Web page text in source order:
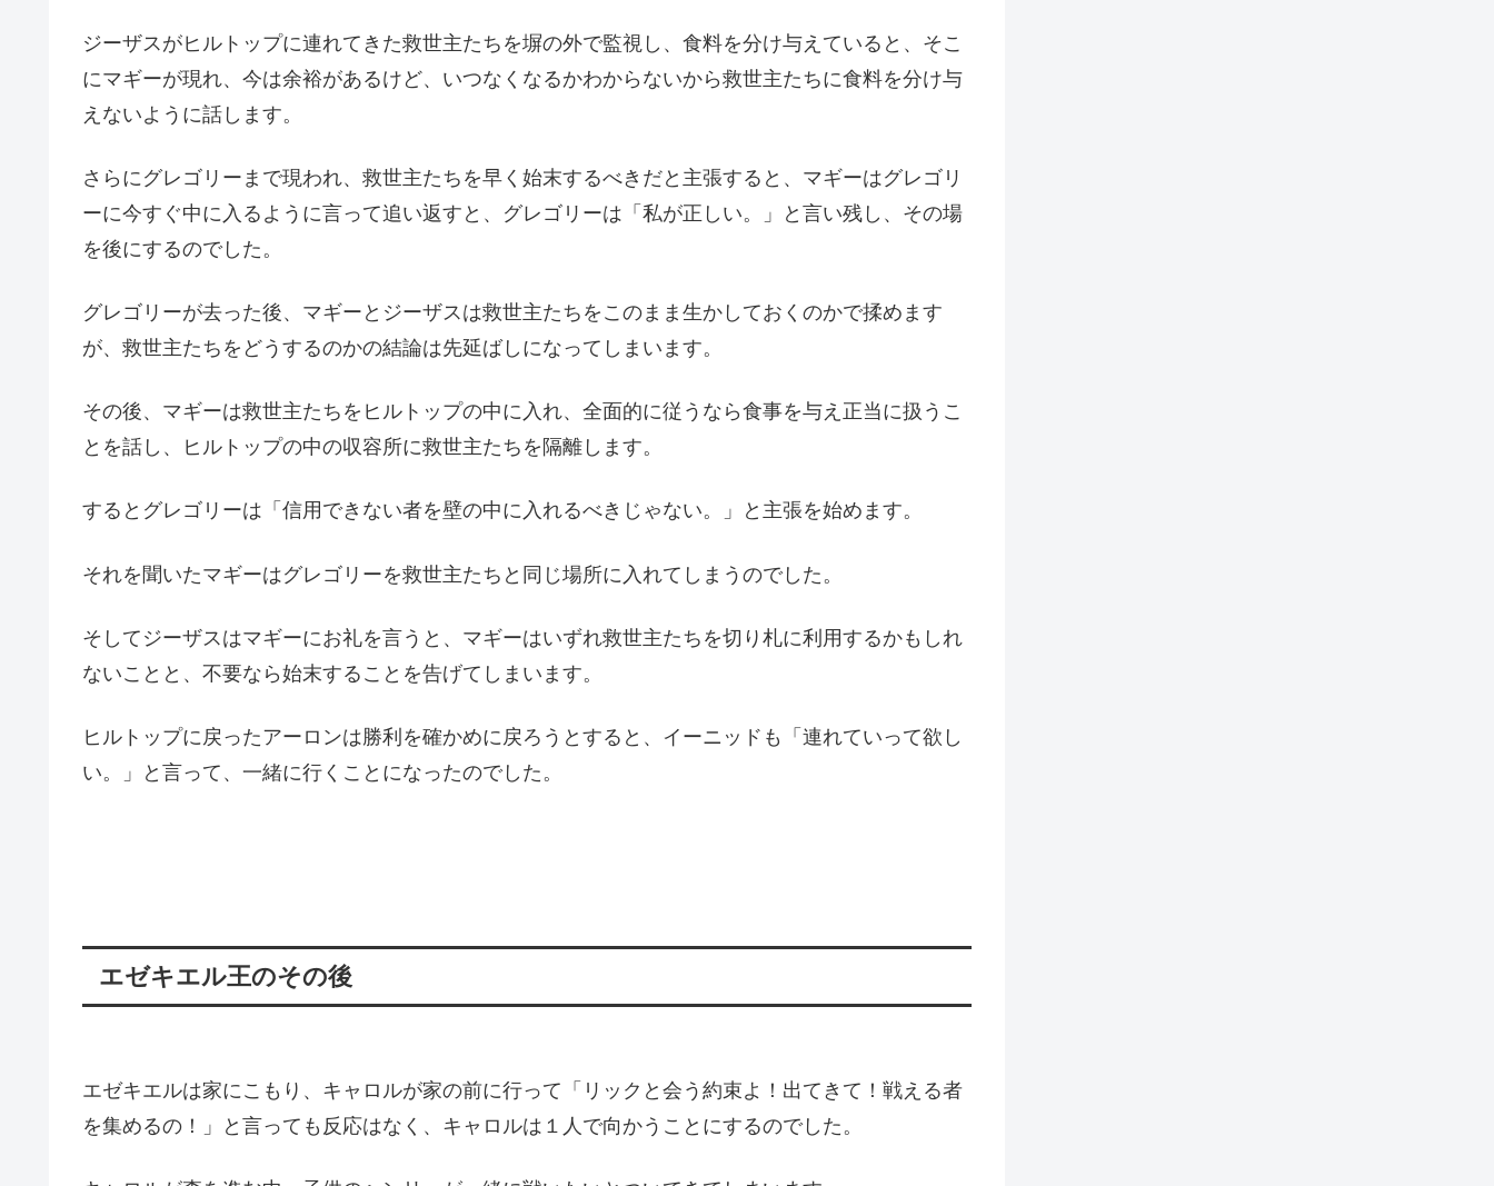
ジーザスがヒルトップに連れてきた救世主たちを塀の外で監視し、食料を分け与えていると、そこ
にマギーが現れ、今は余裕があるけど、いつなくなるかわからないから救世主たちに食料を分け与
えないように話します。
さらにグレゴリーまで現われ、救世主たちを早く始末するべきだと主張すると、マギーはグレゴリ
ーに今すぐ中に入るように言って追い返すと、グレゴリーは「私が正しい。」と言い残し、その場
を後にするのでした。
グレゴリーが去った後、マギーとジーザスは救世主たちをこのまま生かしておくのかで揉めます
が、救世主たちをどうするのかの結論は先延ばしになってしまいます。
その後、マギーは救世主たちをヒルトップの中に入れ、全面的に従うなら食事を与え正当に扱うこ
とを話し、ヒルトップの中の収容所に救世主たちを隔離します。
するとグレゴリーは「信用できない者を壁の中に入れるべきじゃない。」と主張を始めます。
それを聞いたマギーはグレゴリーを救世主たちと同じ場所に入れてしまうのでした。
そしてジーザスはマギーにお礼を言うと、マギーはいずれ救世主たちを切り札に利用するかもしれ
ないことと、不要なら始末することを告げてしまいます。
ヒルトップに戻ったアーロンは勝利を確かめに戻ろうとすると、イーニッドも「連れていって欲し
い。」と言って、一緒に行くことになったのでした。
エゼキエル王のその後
エゼキエルは家にこもり、キャロルが家の前に行って「リックと会う約束よ！出てきて！戦える者
を集めるの！」と言っても反応はなく、キャロルは１人で向かうことにするのでした。